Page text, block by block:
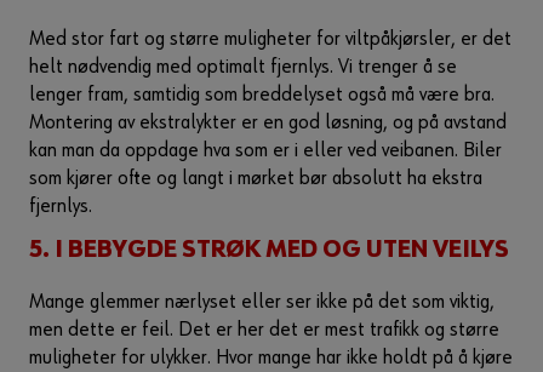
Med stor fart og større muligheter for viltpåkjørsler, er det
helt nødvendig med optimalt fjernlys. Vi trenger å se
lenger fram, samtidig som breddelyset også må være bra.
Montering av ekstralykter er en god løsning, og på avstand
kan man da oppdage hva som er i eller ved veibanen. Biler
som kjører ofte og langt i mørket bør absolutt ha ekstra
fjernlys.
5. I BEBYGDE STRØK MED OG UTEN VEILYS
Mange glemmer nærlyset eller ser ikke på det som viktig,
men dette er feil. Det er her det er mest trafikk og større
muligheter for ulykker. Hvor mange har ikke holdt på å kjøre